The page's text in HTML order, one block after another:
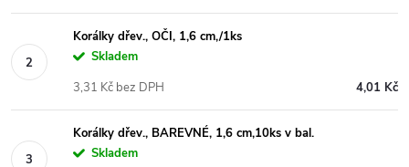
Korálky dřev., OČI, 1,6 cm,/1ks
Skladem
4,01 Kč
3,31 Kč bez DPH
Korálky dřev., BAREVNÉ, 1,6 cm,10ks v bal.
Skladem